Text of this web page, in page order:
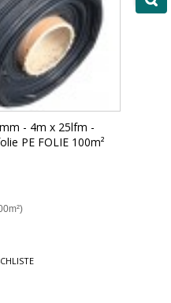
- 4m x 25lfm -
PE FOLIE 100m²